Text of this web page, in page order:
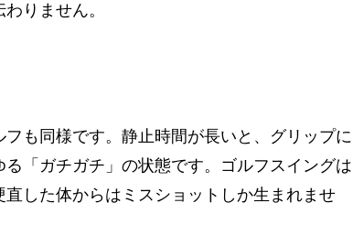
りません。
も同様です。静止時間が長いと、グリップに
「ガチガチ」の状態です。ゴルフスイングは
した体からはミスショットしか生まれませ